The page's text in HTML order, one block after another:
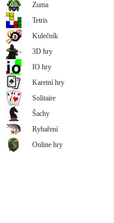
Zuma
Tetris
Kulečník
3D hry
IO hry
Karetní hry
Solitaire
Šachy
Rybaření
Online hry